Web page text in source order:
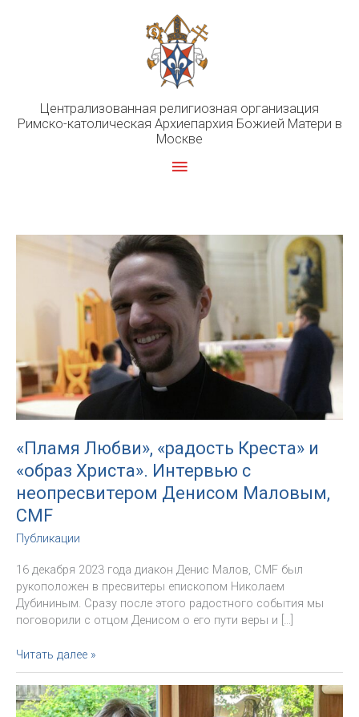
Централизованная религиозная организация
Римско-католическая Архиепархия Божией Матери в
Москве
Главное
«Пламя Любви», «радость Креста» и
«образ Христа». Интервью с
неопресвитером Денисом Маловым,
CMF
Публикации
16 декабря 2023 года диакон Денис Малов, CMF был
рукоположен в пресвитеры епископом Николаем
Дубининым. Сразу после этого радостного события мы
поговорили с отцом Денисом о его пути веры и […]
«Пламя
Любви»,
«радость
Креста»
Читать далее »